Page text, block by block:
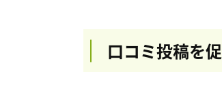
口コミ投稿を